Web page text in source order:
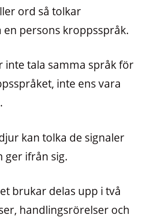
ord så tolkar
persons kroppsspråk.
inte tala samma språk för
inte ens vara
kan tolka de signaler
ger ifrån sig.
brukar delas upp i två
handlingsrörelser och